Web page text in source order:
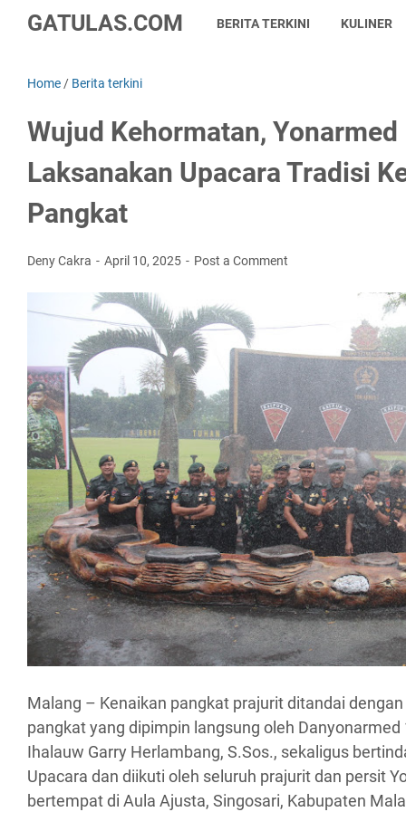
GATULAS.COM BERITA TERKINI KULINER
Home / Berita terkini
Wujud Kehormatan,
Laksanakan Upacara Tradisi
Pangkat
Deny Cakra April 10, 2025 Post a Comment
Malang – Kenaikan pangkat prajurit ditandai
pangkat yang dipimpin langsung oleh
Ihalauw Garry Herlambang, S.Sos., sekaligus
Upacara dan diikuti oleh seluruh prajurit dan persit
bertempat di Aula Ajusta, Singosari, Kabupaten